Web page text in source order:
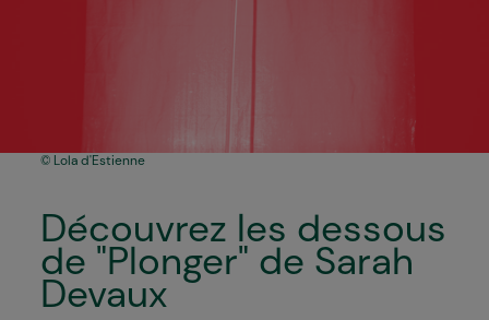
Lola d'Estienne
Découvrez les dessous
de "Plonger" de Sarah
Devaux